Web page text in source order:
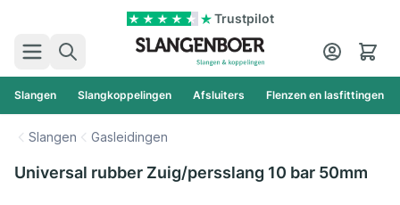
Trustpilot
Zoek
Cart
Slangen Slangkoppelingen Afsluiters Flenzen en lasfittingen
Slangen Gasleidingen
Universal rubber Zuig/persslang 10 bar 50mm